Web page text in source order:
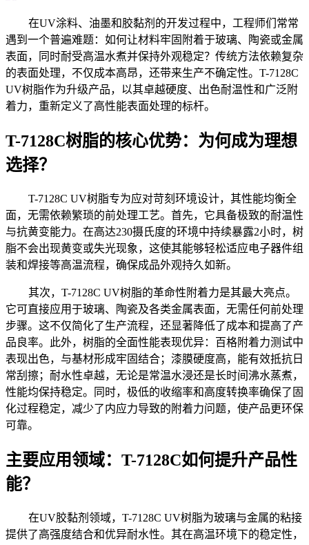
在UV涂料、油墨和胶黏剂的开发过程中，工程师们常常
遇到一个普遍难题：如何让材料牢固附着于玻璃、陶瓷或金属
表面，同时耐受高温水煮并保持外观稳定？传统方法依赖复杂
的表面处理，不仅成本高昂，还带来生产不确定性。T-7128C
UV树脂作为升级产品，以其卓越硬度、出色耐温性和广泛附
着力，重新定义了高性能表面处理的标杆。
T-7128C树脂的核心优势：为何成为理想
选择？
T-7128C UV树脂专为应对苛刻环境设计，其性能均衡全
面，无需依赖繁琐的前处理工艺。首先，它具备极致的耐温性
与抗黄变能力。在高达230摄氏度的环境中持续暴露2小时，树
脂不会出现黄变或失光现象，这使其能够轻松适应电子器件组
装和焊接等高温流程，确保成品外观持久如新。
其次， T-7128C UV树脂的革命性附着力是其最大亮点。
它可直接应用于玻璃、陶瓷及各类金属表面，无需任何前处理
步骤。这不仅简化了生产流程，还显著降低了成本和提高了产
品良率。此外，树脂的全面性能表现优异：百格附着力测试中
表现出色，与基材形成牢固结合；漆膜硬度高，能有效抵抗日
常刮擦；耐水性卓越，无论是常温水浸还是长时间沸水蒸煮，
性能均保持稳定。同时，极低的收缩率和高度转换率确保了固
化过程稳定，减少了内应力导致的附着力问题，使产品更环保
可靠。
主要应用领域： T-7128C如何提升产品性
能？
在UV胶黏剂领域，T-7128C UV树脂为玻璃与金属的粘接
提供了高强度结合和优异耐水性。其在高温环境下的稳定性，